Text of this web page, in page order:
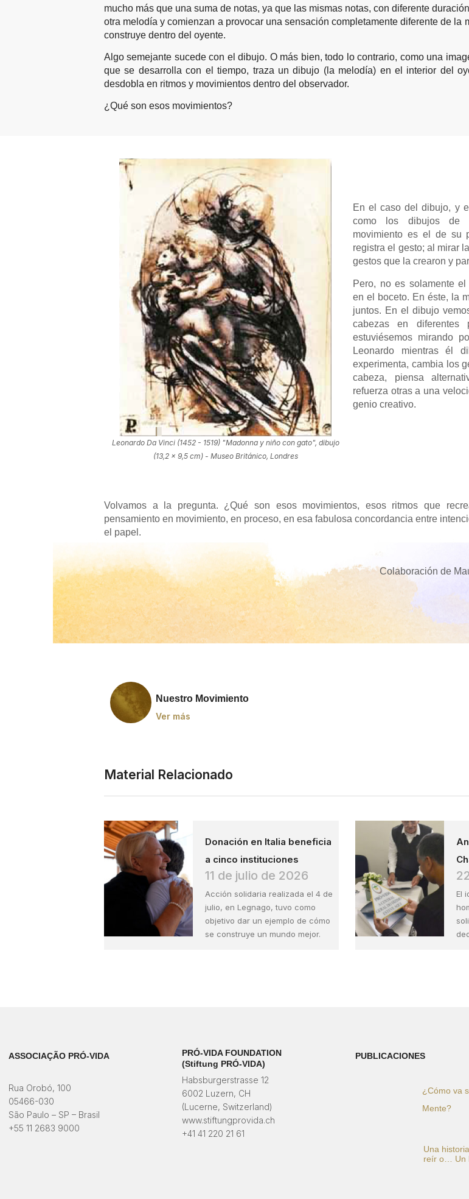
mucho más que una suma de notas, ya que las mismas notas, con diferente
otra melodía y comienzan a provocar una sensación completamente diferente de la
construye dentro del oyente.
Algo semejante sucede con el dibujo. O más bien, todo lo contrario, como una
que se desarrolla con el tiempo, traza un dibujo (la melodía) en el interior del
desdobla en ritmos y movimientos dentro del observador.
¿Qué son esos movimientos?
Leonardo Da Vinci (1452 - 1519) "Madonna y niño con gato", dibujo
(13,2 x 9,5 cm) - Museo Británico, Londres
En el caso del dibujo, y
como los dibujos de
movimiento es el de su
registra el gesto; al mirar
gestos que la crearon y
Pero, no es solamente
en el boceto. En éste, la
juntos. En el dibujo
cabezas en diferentes
estuviésemos mirando
Leonardo mientras él
experimenta, cambia los
cabeza, piensa
refuerza otras a una
genio creativo.
Volvamos a la pregunta. ¿Qué son esos movimientos, esos ritmos que
pensamiento en movimiento, en proceso, en esa fabulosa concordancia entre
el papel.
Colaboración de
Nuestro Movimiento
Ver más
Material Relacionado
Donación en Italia beneficia
a cinco instituciones
11 de julio de 2026
Acción solidaria realizada el 4 de
julio, en Legnago, tuvo como
objetivo dar un ejemplo de cómo
se construye un mundo mejor.
El
ASSOCIAÇÃO PRÓ-VIDA
Rua Orobó, 100
05466-030
São Paulo – SP – Brasil
+55 11 2683 9000
PRÓ-VIDA FOUNDATION
(Stiftung PRÓ-VIDA)
Habsburgerstrasse 12
6002 Luzern, CH
(Lucerne, Switzerland)
www.stiftungprovida.ch
+41 41 220 21 61
PUBLICACIONES
¿Cómo va
Mente?
Una
reír o… Un